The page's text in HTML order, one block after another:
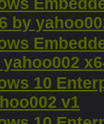
by
10
v1